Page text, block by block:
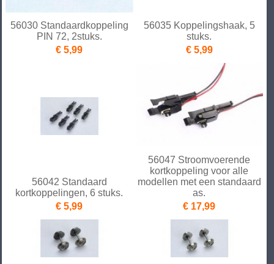
56030 Standaardkoppeling
PIN 72, 2stuks.
€ 5,99
56035 Koppelingshaak, 5
stuks.
€ 5,99
56042 Standaard
kortkoppelingen, 6 stuks.
€ 5,99
56047 Stroomvoerende
kortkoppeling voor alle
modellen met een standaard
as.
€ 17,99